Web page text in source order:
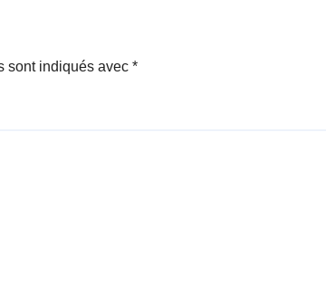
sont indiqués avec *